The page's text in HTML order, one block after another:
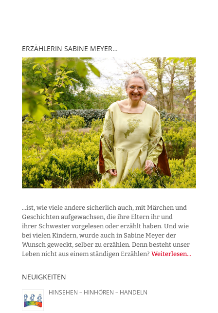
ERZÄHLERIN SABINE MEYER…
...ist, wie viele andere sicherlich auch, mit Märchen und
Geschichten aufgewachsen, die ihre Eltern ihr und
ihrer Schwester vorgelesen oder erzählt haben. Und wie
bei vielen Kindern, wurde auch in Sabine Meyer der
Wunsch geweckt, selber zu erzählen. Denn besteht unser
Leben nicht aus einem ständigen Erzählen? Weiterlesen...
NEUIGKEITEN
HINSEHEN – HINHÖREN – HANDELN